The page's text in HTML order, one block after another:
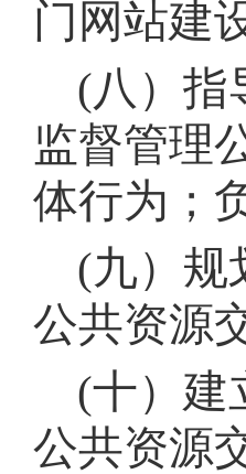
门网站建
(八）指
监督管理
体行为 ；
(九）规
公共资源
(十）建
公共资源